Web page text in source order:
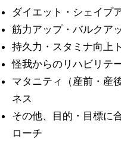
ダイエット・シェイプ
筋力アップ・バルクア
持久力・スタミナ向上
怪我からのリハビリテ
マタニティ（産前・産
ネス
その他、目的・目標に
ローチ